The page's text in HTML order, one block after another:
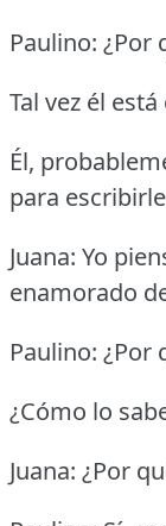
Paulino: ¿Por
Tal vez él
Él,
para
Juana: Yo
enamorado
Paulino: ¿Por
¿Cómo lo
Juana: ¿Por